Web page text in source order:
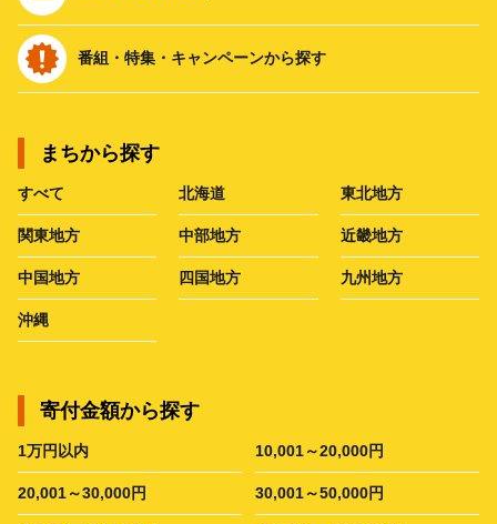
番組・特集・キャンペーンから探す
まちから探す
すべて 北海道 東北地方
関東地方 中部地方 近畿地方
中国地方 四国地方 九州地方
沖縄
寄付金額から探す
1万円以内 10,001～20,000円
20,001～30,000円 30,001～50,000円